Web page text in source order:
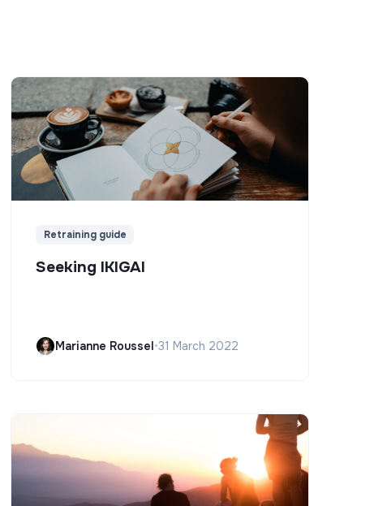
Retraining guide
Seeking IKIGAI
Marianne Roussel•31 March 2022